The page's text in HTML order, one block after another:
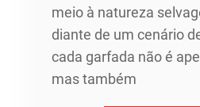
meio à natureza
diante de um cenário
cada garfada não é
mas também